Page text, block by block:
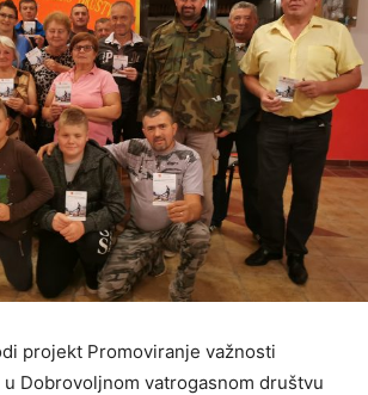
projekt Promoviranje važnosti
Dobrovoljnom vatrogasnom društvu